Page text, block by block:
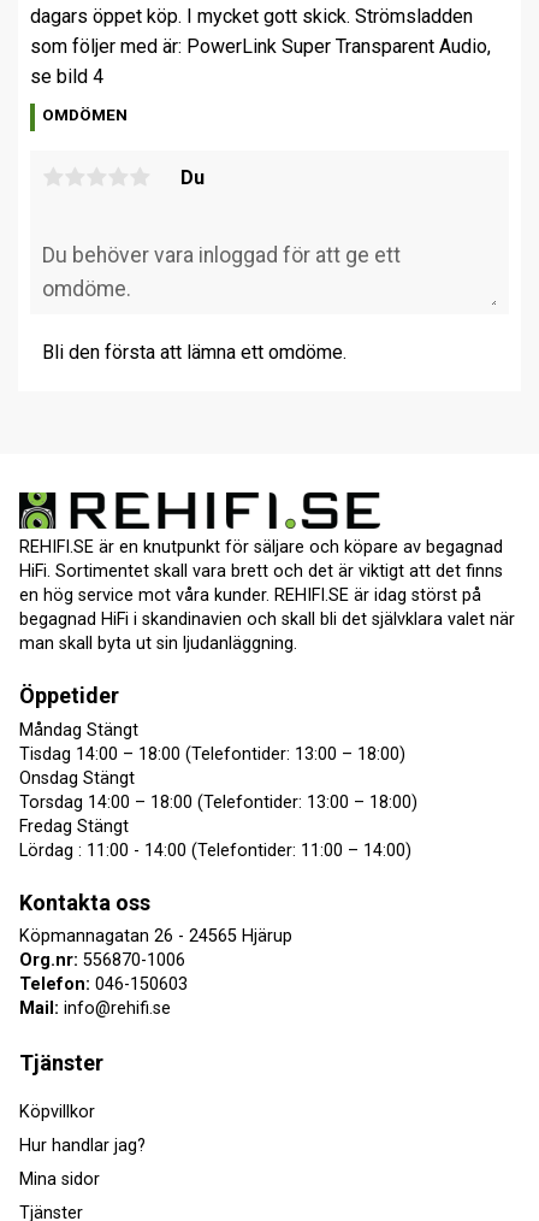
dagars öppet köp. I mycket gott skick. Strömsladden
som följer med är: PowerLink Super Transparent Audio,
se bild 4
OMDÖMEN
Du
Bli den första att lämna ett omdöme.
REHIFI.SE är en knutpunkt för säljare och köpare av begagnad
HiFi. Sortimentet skall vara brett och det är viktigt att det finns
en hög service mot våra kunder. REHIFI.SE är idag störst på
begagnad HiFi i skandinavien och skall bli det självklara valet när
man skall byta ut sin ljudanläggning.
Öppetider
Måndag Stängt
Tisdag 14:00 – 18:00 (Telefontider: 13:00 – 18:00)
Onsdag Stängt
Torsdag 14:00 – 18:00 (Telefontider: 13:00 – 18:00)
Fredag Stängt
Lördag : 11:00 - 14:00 (Telefontider: 11:00 – 14:00)
Kontakta oss
Köpmannagatan 26 - 24565 Hjärup
Org.nr: 556870-1006
Telefon: 046-150603
Mail: info@rehifi.se
Tjänster
Köpvillkor
Hur handlar jag?
Mina sidor
Tjänster